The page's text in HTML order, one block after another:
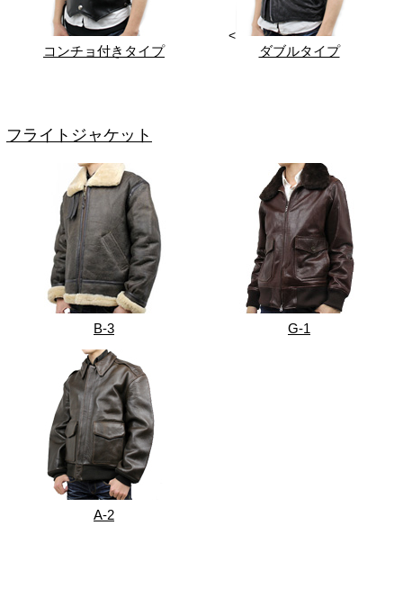
コンチョ付きタイプ
<
ダブルタイプ
フライトジャケット
B-3 G-1
A-2